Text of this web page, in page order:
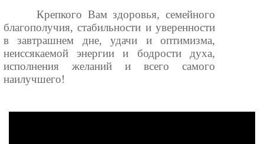
Крепкого Вам здоровья, семейного
благополучия, стабильности и уверенности
в завтрашнем дне, удачи и оптимизма,
неиссякаемой энергии и бодрости духа,
исполнения желаний и всего самого
наилучшего!